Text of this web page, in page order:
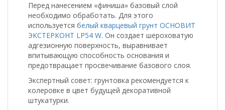
Перед нанесением «финиша» базовый слой
необходимо обработать. Для этого
используется белый кварцевый грунт ОСНОВИТ
ЭКСТЕРКОНТ LP54 W. Он создает шероховатую
адгезионную поверхность, выравнивает
впитывающую способность основания и
предотвращает просвечивание базового слоя.
Экспертный совет: грунтовка рекомендуется к
колеровке в цвет будущей декоративной
штукатурки.